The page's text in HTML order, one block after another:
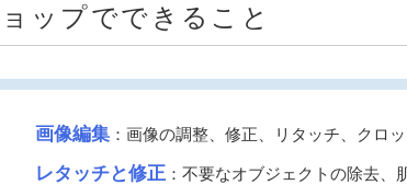
ップでできること
画像編集：画像の調整、修正、リタッチ、クロ
レタッチと修正 ：不要なオブジェクトの除去